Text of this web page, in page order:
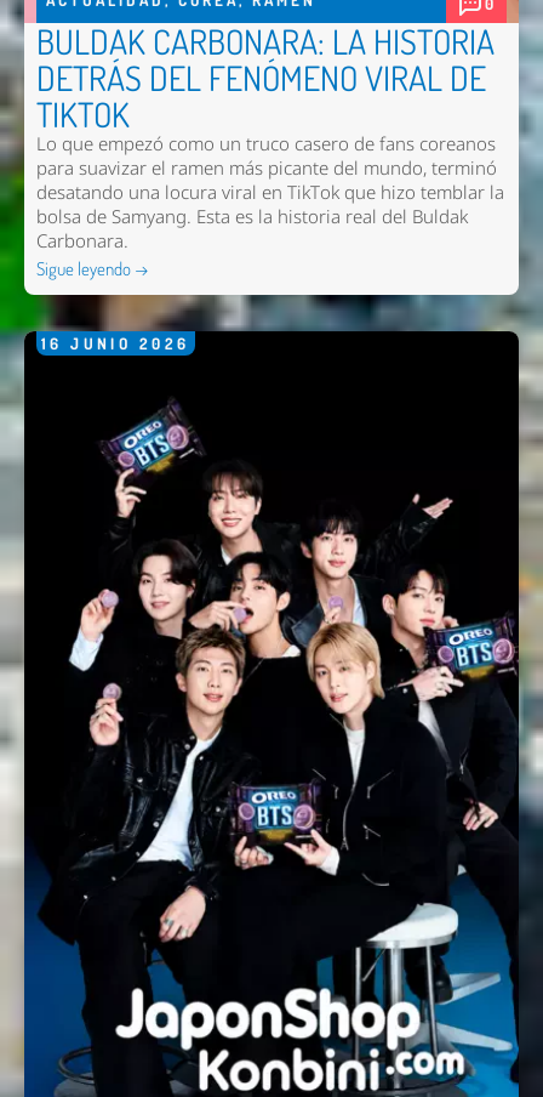
BULDAK CARBONARA: LA HISTORIA
DETRÁS DEL FENÓMENO VIRAL DE
TIKTOK
Lo que empezó como un truco casero de fans coreanos
para suavizar el ramen más picante del mundo, terminó
desatando una locura viral en TikTok que hizo temblar la
bolsa de Samyang. Esta es la historia real del Buldak
Carbonara.
Sigue leyendo →
16 JUNIO 2026
Nombre *